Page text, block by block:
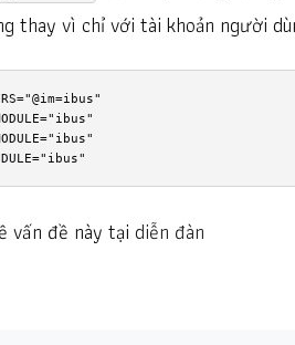
thay vì chỉ với tài khoản người
vấn đề này tại diễn đàn